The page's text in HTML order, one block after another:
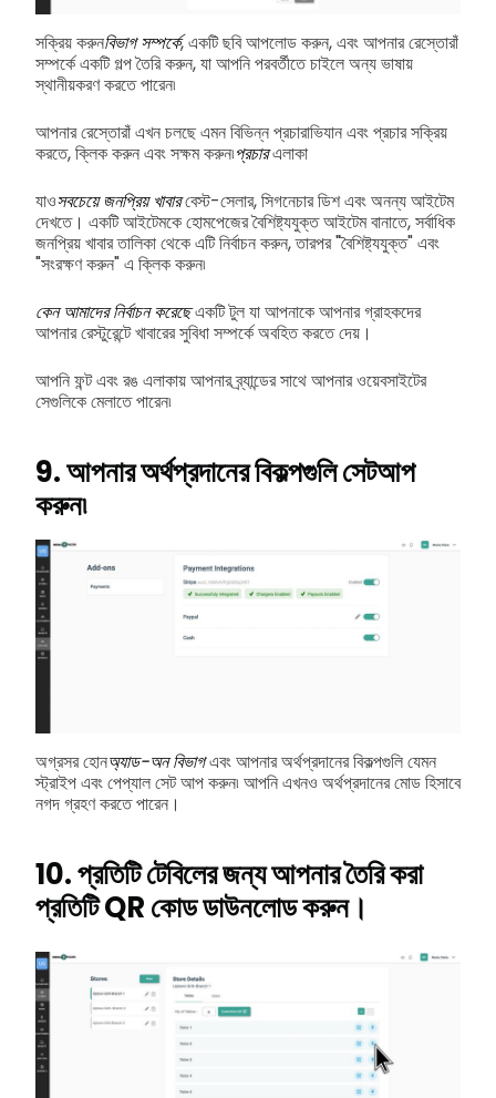
সক্রিয় করুনবিভাগ সম্পর্কে, একটি ছবি আপলোড করুন, এবং আপনার রেস্তোরাঁ
সম্পর্কে একটি গল্প তৈরি করুন, যা আপনি পরবর্তীতে চাইলে অন্য ভাষায়
স্থানীয়করণ করতে পারেন৷
আপনার রেস্তোরাঁ এখন চলছে এমন বিভিন্ন প্রচারাভিযান এবং প্রচার সক্রিয়
করতে, ক্লিক করুন এবং সক্ষম করুন৷প্রচারএলাকা
যাওসবচেয়ে জনপ্রিয় খাবারবেস্ট-সেলার, সিগনেচার ডিশ এবং অনন্য আইটেম
দেখতে। একটি আইটেমকে হোমপেজের বৈশিষ্ট্যযুক্ত আইটেম বানাতে, সর্বাধিক
জনপ্রিয় খাবার তালিকা থেকে এটি নির্বাচন করুন, তারপর "বৈশিষ্ট্যযুক্ত" এবং
"সংরক্ষণ করুন" এ ক্লিক করুন৷
কেন আমাদের নির্বাচন করেছেএকটি টুল যা আপনাকে আপনার গ্রাহকদের
আপনার রেস্টুরেন্টে খাবারের সুবিধা সম্পর্কে অবহিত করতে দেয়।
আপনি ফন্ট এবং রঙ এলাকায় আপনার ব্র্যান্ডের সাথে আপনার ওয়েবসাইটের
সেগুলিকে মেলাতে পারেন৷
9. আপনার অর্থপ্রদানের বিকল্পগুলি সেটআপ
করুন৷
অগ্রসর হোনঅ্যাড-অন বিভাগএবং আপনার অর্থপ্রদানের বিকল্পগুলি যেমন
স্ট্রাইপ এবং পেপ্যাল সেট আপ করুন৷ আপনি এখনও অর্থপ্রদানের মোড হিসাবে
নগদ গ্রহণ করতে পারেন।
10. প্রতিটি টেবিলের জন্য আপনার তৈরি করা
প্রতিটি QR কোড ডাউনলোড করুন।